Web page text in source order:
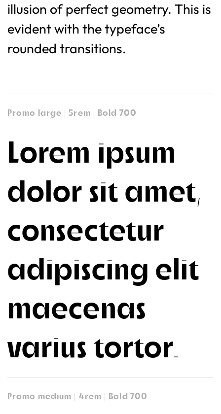
illusion of perfect geometry. This is
evident with the typeface’s
rounded transitions.
Promo large | 5rem | Bold 700
Lorem ipsum
dolor sit amet,
consectetur
adipiscing elit
maecenas
varius tortor.
Promo medium | 4rem | Bold 700